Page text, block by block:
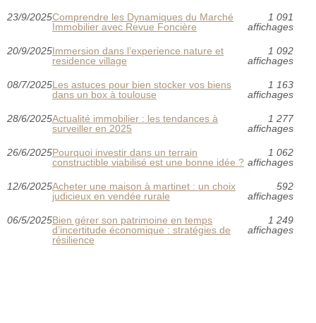
23/9/2025Comprendre les Dynamiques du Marché
Immobilier avec Revue Foncière
1 091
affichages
20/9/2025Immersion dans l’experience nature et
residence village
1 092
affichages
08/7/2025Les astuces pour bien stocker vos biens
dans un box à toulouse
1 163
affichages
28/6/2025Actualité immobilier : les tendances à
surveiller en 2025
1 277
affichages
26/6/2025Pourquoi investir dans un terrain
constructible viabilisé est une bonne idée ?
1 062
affichages
12/6/2025Acheter une maison à martinet : un choix
judicieux en vendée rurale
592
affichages
06/5/2025Bien gérer son patrimoine en temps
d’incertitude économique : stratégies de
résilience
1 249
affichages